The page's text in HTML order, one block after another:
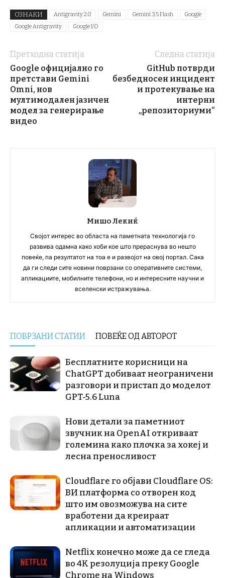
ОЗНАКИ Antigravity 2.0 Gemini Gemini 3.5 Flash
Google
Google Antigravity
Google I/O
Претходна статија
Google официјално го
претстави Gemini
Omni, нов
мултимодален јазичен
модел за генерирање
видео
Следна статија
GitHub потврди
безбедносен инцидент
и протекување на
интерни
„репозиториуми“
Мишо Лекиќ
Својот интерес во областа на паметната технологија го
развива одамна како хоби кое што прераснува во нешто
повеќе, па резултатот на тоа е и развојот на овој портал. Сака
да ги следи сите новини поврзани со оперативните системи,
апликациите, мобилните телефони, но и интересните научни и
вселенски истражувања.
ПОВРЗАНИ СТАТИИ ПОВЕЌЕ ОД АВТОРОТ
Бесплатните корисници на
ChatGPT добиваат неограничени
разговори и пристап до моделот
GPT-5.6 Luna
Нови детали за паметниот
звучник на OpenAI откриваат
големина како плочка за хокеј и
лесна преносливост
Cloudflare го објави Cloudflare OS:
ВИ платформа со отворен код
што им овозможува на сите
вработени да креираат
апликации и автоматизации
Netflix конечно може да се гледа
во 4K резолуција преку Google
Chrome на Windows